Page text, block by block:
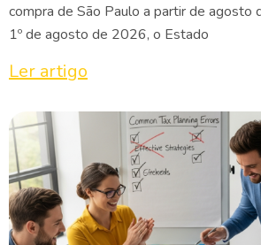
compra de São Paulo a partir de
1º de agosto de 2026, o Estado
Ler artigo